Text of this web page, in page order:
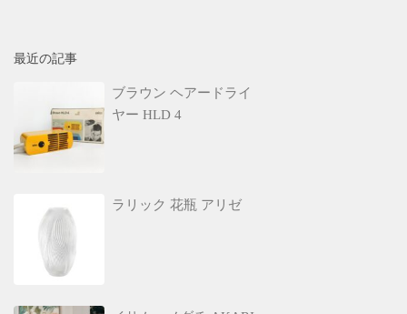
最近の記事
ブラウン ヘアードライ
ヤー HLD 4
ラリック 花瓶 アリゼ